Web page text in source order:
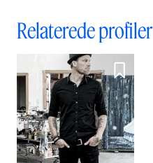
Relaterede profiler
